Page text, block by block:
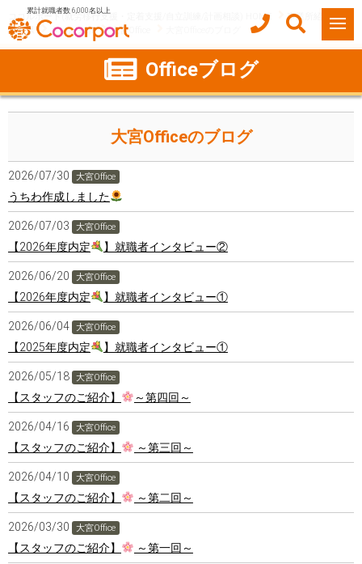
累計就職者数 6,000名以上
ココルポート(就労移行支援・定着支援/自立訓練/計画相談) HOME
事業所紹介
埼玉県
さいたま市 大宮Office
Officeブログ
大宮Officeのブログ
2026/07/30 大宮Office
うちわ作成しました
2026/07/03 大宮Office
【2026年度内定 】就職者インタビュー②
2026/06/20 大宮Office
【2026年度内定 】就職者インタビュー①
2026/06/04 大宮Office
【2025年度内定 】就職者インタビュー①
2026/05/18 大宮Office
【スタッフのご紹介】 ～第四回～
2026/04/16 大宮Office
【スタッフのご紹介】 ～第三回～
2026/04/10 大宮Office
【スタッフのご紹介】 ～第二回～
2026/03/30 大宮Office
【スタッフのご紹介】 ～第一回～